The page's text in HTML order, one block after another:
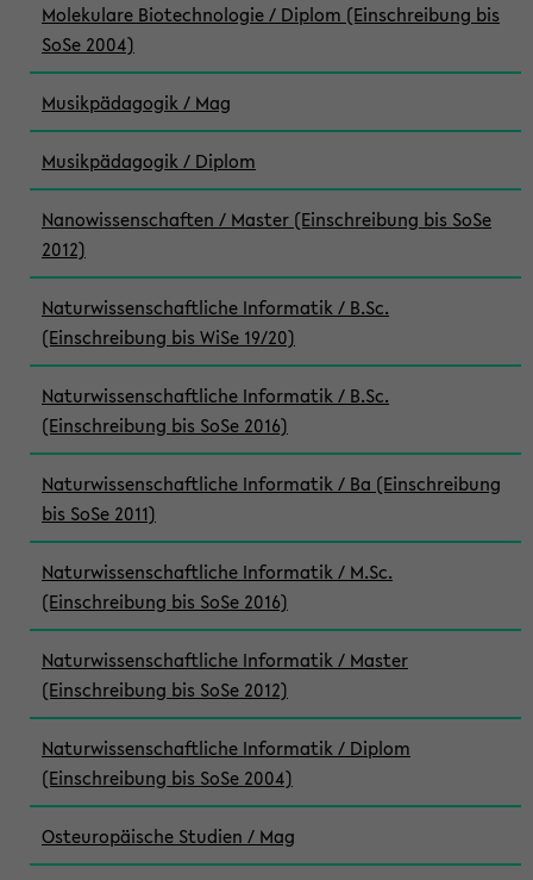
Molekulare Biotechnologie / Diplom (Einschreibung bis
SoSe 2004)
Musikpädagogik / Mag
Musikpädagogik / Diplom
Nanowissenschaften / Master (Einschreibung bis SoSe
2012)
Naturwissenschaftliche Informatik / B.Sc.
(Einschreibung bis WiSe 19/20)
Naturwissenschaftliche Informatik / B.Sc.
(Einschreibung bis SoSe 2016)
Naturwissenschaftliche Informatik / Ba (Einschreibung
bis SoSe 2011)
Naturwissenschaftliche Informatik / M.Sc.
(Einschreibung bis SoSe 2016)
Naturwissenschaftliche Informatik / Master
(Einschreibung bis SoSe 2012)
Naturwissenschaftliche Informatik / Diplom
(Einschreibung bis SoSe 2004)
Osteuropäische Studien / Mag